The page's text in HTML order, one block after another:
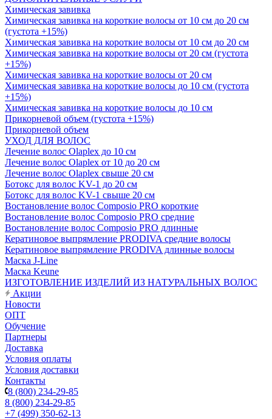
Химическая завивка
Химическая завивка на короткие волосы от 10 см до 20 см
(густота +15%)
Химическая завивка на короткие волосы от 10 см до 20 см
Химическая завивка на короткие волосы от 20 см (густота
+15%)
Химическая завивка на короткие волосы от 20 см
Химическая завивка на короткие волосы до 10 см (густота
+15%)
Химическая завивка на короткие волосы до 10 см
Прикорневой объем (густота +15%)
Прикорневой объем
УХОД ДЛЯ ВОЛОС
Лечение волос Olapleх до 10 см
Лечение волос Olapleх от 10 до 20 см
Лечение волос Olapleх свыше 20 см
Ботокс для волос KV-1 до 20 см
Ботокс для волос KV-1 свыше 20 см
Востановление волос Composio PRO короткие
Востановление волос Composio PRO средние
Востановление волос Composio PRO длинные
Кератиновое выпрямление PRODIVA средние волосы
Кератиновое выпрямление PRODIVA длинные волосы
Маска J-Line
Маска Keune
ИЗГОТОВЛЕНИЕ ИЗДЕЛИЙ ИЗ НАТУРАЛЬНЫХ ВОЛОС
Акции
Новости
ОПТ
Обучение
Партнеры
Доставка
Условия оплаты
Условия доставки
Контакты
8 (800) 234-29-85
8 (800) 234-29-85
+7 (499) 350-62-13